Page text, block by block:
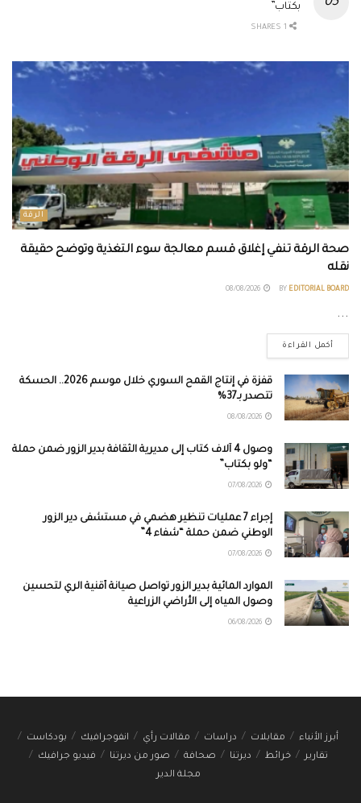
بكتاب”
الرقة
صحة الرقة تنفي إغلاق قسم معالجة سوء التغذية وتوضح حقيقة
نقله
BY EDITORIAL BOARD
...
أكمل القراءة
قفزة في إنتاج القمح السوري خلال موسم 2026.. الحسكة
تتصدر بـ37%
وصول 4 آلاف كتاب إلى مديرية الثقافة بدير الزور ضمن حملة
“ولو بكتاب”
إجراء 7 عمليات تنظير هضمي في مستشفى دير الزور
الوطني ضمن حملة “شفاء 4”
الموارد المائية بدير الزور تواصل صيانة أقنية الري لتحسين
وصول المياه إلى الأراضي الزراعية
أبرز الأنباء مقابلات دراسات مقالات رأي انفوجرافيك
بودكاست
تقارير
خرائط ديرتنا صحافة صور من ديرتنا
فيديو جرافيك
مجلة الدير